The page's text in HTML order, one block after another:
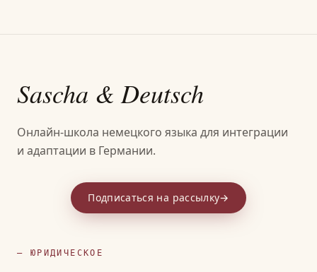
Sascha & Deutsch
Онлайн-школа немецкого языка для интеграции
и адаптации в Германии.
Подписаться на рассылку→
— ЮРИДИЧЕСКОЕ